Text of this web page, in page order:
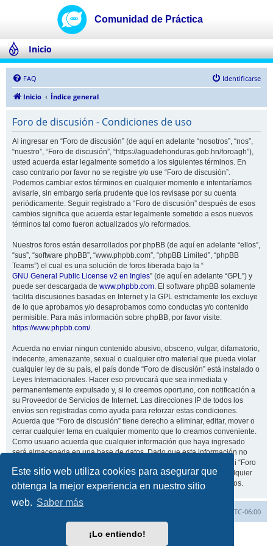
Este sitio web utiliza cookies para asegurar que
obtenga la mejor experiencia en nuestro sitio
web. Saber más
¡Lo entiendo!
Inicio
FAQ
Identificarse
Inicio
Índice general
Foro de discusión - Condiciones de uso
Al ingresar en “Foro de discusión” (de aquí en adelante “nosotros”, “nos”,
“nuestro”, “Foro de discusión”, “https://aguadehonduras.gob.hn/foroagh”),
usted acuerda estar legalmente sometido a los siguientes términos. En
caso contrario por favor no se registre y/o use “Foro de discusión”.
Podemos cambiar estos términos en cualquier momento e intentaríamos
avisarle, sin embargo sería prudente que los revisase por su cuenta
periódicamente. Seguir registrado a “Foro de discusión” después de esos
cambios significa que acuerda estar legalmente sometido a esos nuevos
términos tal como fueron actualizados y/o reformados.
Nuestros foros están desarrollados por phpBB (de aquí en adelante “ellos”,
“sus”, “software phpBB”, “www.phpbb.com”, “phpBB Limited”, “phpBB
Teams”) el cual es una solución de foros liberada bajo la “
GNU General Public License v2 en Ingles” (de aquí en adelante “GPL”) y
puede ser descargada de www.phpbb.com. El software phpBB solamente
facilita discusiones basadas en Internet y la GPL estrictamente los excluye
de lo que aprobamos y/o desaprobamos como conductas y/o contenido
permisible. Para más información sobre phpBB, por favor visite:
https://www.phpbb.com/.
Acuerda no enviar ningun contenido abusivo, obsceno, vulgar, difamatorio,
indecente, amenazante, sexual o cualquier otro material que pueda violar
cualquier ley de su país, el país donde “Foro de discusión” está instalado o
Leyes Internacionales. Hacer eso provocará que sea inmediata y
permanentemente expulsado y, si lo creemos oportuno, con notificación a
su Proveedor de Servicios de Internet. Las direcciones IP de todos los
envíos son registradas como ayuda para reforzar estas condiciones.
Acuerda que “Foro de discusión” tiene derecho a eliminar, editar, mover o
cerrar cualquier tema en cualquier momento que lo creamos conveniente.
Como usuario acuerda que cualquier información que haya ingresado
será almacenada en una base de datos. Dado que esta información no
será compartida con ninguna tercera parte sin su consentimiento, ni “Foro
de discusión” ni phpBB podrán considerarse responsables por cualquier
intento de hacking que conlleve a que los datos sean comprometidos.
UTC-06:00
Desarrollado porphpBB® Forum Software © phpBB Limited